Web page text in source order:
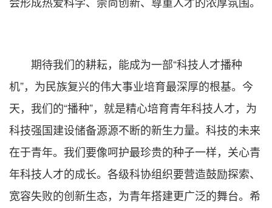
期待我们的耕耘，能成为一部“科技人才播种
机”，为民族复兴的伟大事业培育最深厚的根基。今
天，我们的“播种”，就是精心培育青年科技人才，为
科技强国建设储备源源不断的新生力量。科技的未来
在于青年。我们要像呵护最珍贵的种子一样，关心青
年科技人才的成长。各级科协组织要营造鼓励探索、
宽容失败的创新生态，为青年搭建更广泛的舞台。希